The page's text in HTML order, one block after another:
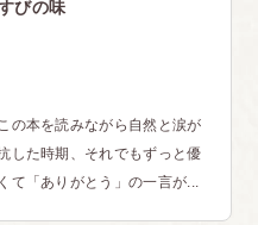
びの味
の本を読みながら自然と涙が
した時期、それでもずっと優
て「ありがとう」の一言が...